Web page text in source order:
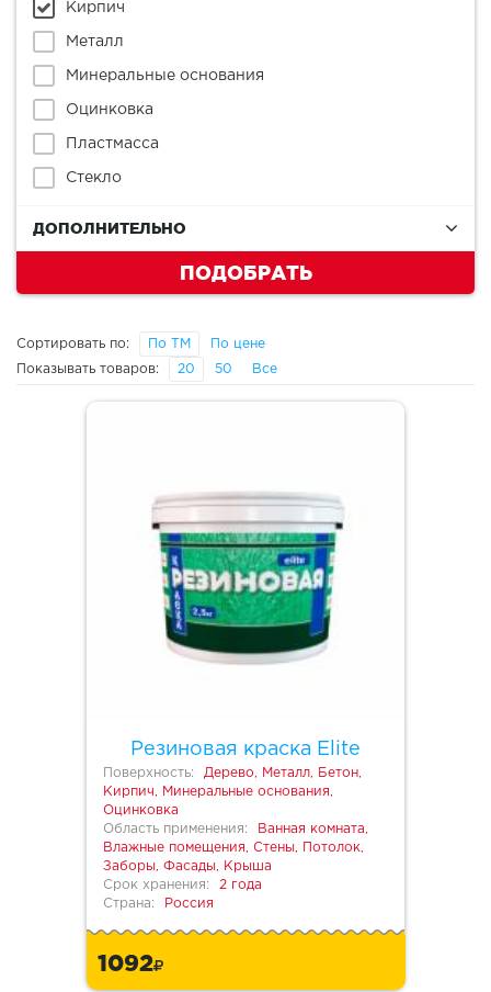
Кирпич
Металл
Минеральные основания
Оцинковка
Пластмасса
Стекло
ДОПОЛНИТЕЛЬНО
ПОДОБРАТЬ
Сортировать по: По ТМ По цене
Показывать товаров: 20 50 Все
Резиновая краска Elite
Поверхность:
Дерево, Металл, Бетон,
Кирпич, Минеральные основания,
Оцинковка
Область применения:
Ванная комната,
Влажные помещения, Стены, Потолок,
Заборы, Фасады, Крыша
Срок хранения:
2 года
Страна:
Россия
1092